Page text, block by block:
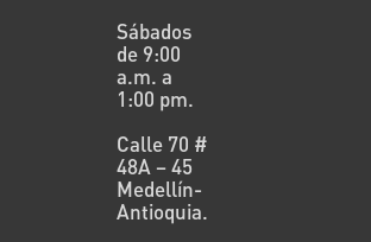
Sábados
de 9:00
a.m. a
1:00 pm.
Calle 70 #
48A – 45
Medellín-
Antioquia.